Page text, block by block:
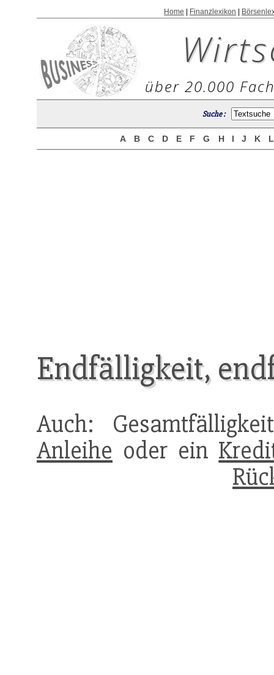
Home Finanzlexikon
über 20.000
Suche :
A B C D E F G H I J K
Endfälligkeit,
Auch:
Anleihe oder ein